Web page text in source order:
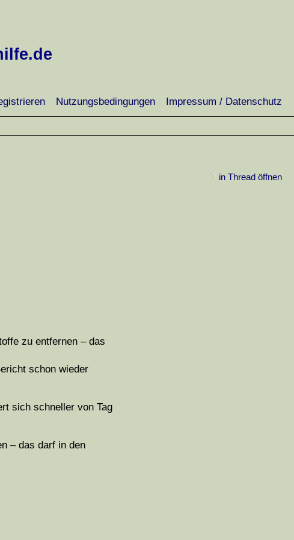
Nutzungsbedingungen Impressum / Datenschutz
in Thread öffnen
zu entfernen – das
schon wieder
sich schneller von Tag
– das darf in den